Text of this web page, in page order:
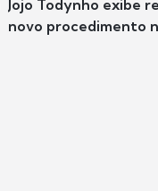
Jojo Todynho exibe
novo procedimento